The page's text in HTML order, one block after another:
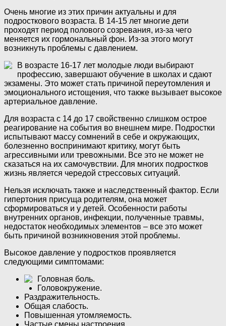
Очень многие из этих причин актуальны и для
подросткового возраста. В 14-15 лет многие дети
проходят период полового созревания, из-за чего
меняется их гормональный фон. Из-за этого могут
возникнуть проблемы с давлением.
В возрасте 16-17 лет молодые люди выбирают
профессию, завершают обучение в школах и сдают
экзамены. Это может стать причиной переутомления и
эмоционального истощения, что также вызывает высокое
артериальное давление.
Для возраста с 14 до 17 свойственно слишком острое
реагирование на события во внешнем мире. Подростки
испытывают массу сомнений в себе и окружающих,
болезненно воспринимают критику, могут быть
агрессивными или тревожными. Все это не может не
сказаться на их самочувствии. Для многих подростков
жизнь является чередой стрессовых ситуаций.
Нельзя исключать также и наследственный фактор. Если
гипертония присуща родителям, она может
сформироваться и у детей. Особенности работы
внутренних органов, инфекции, полученные травмы,
недостаток необходимых элементов – все это может
быть причиной возникновения этой проблемы.
Высокое давление у подростков проявляется
следующими симптомами:
Головная боль.
Головокружение.
Раздражительность.
Общая слабость.
Повышенная утомляемость.